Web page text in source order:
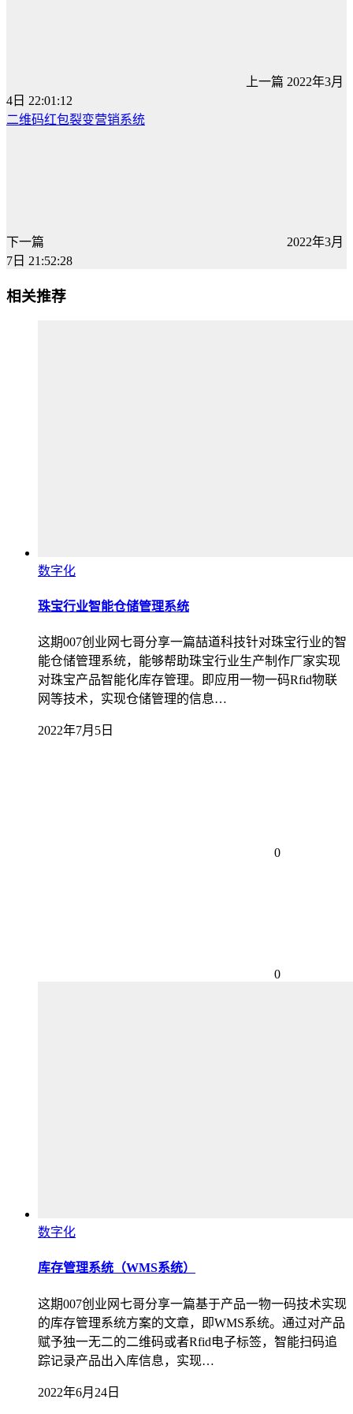
上一篇 2022年3月
4日 22:01:12
二维码红包裂变营销系统
下一篇
2022年3月
7日 21:52:28
相关推荐
数字化
珠宝行业智能仓储管理系统
这期007创业网七哥分享一篇喆道科技针对珠宝行业的智
能仓储管理系统，能够帮助珠宝行业生产制作厂家实现
对珠宝产品智能化库存管理。即应用一物一码Rfid物联
网等技术，实现仓储管理的信息…
2022年7月5日
0
0
数字化
库存管理系统（WMS系统）
这期007创业网七哥分享一篇基于产品一物一码技术实现
的库存管理系统方案的文章，即WMS系统。通过对产品
赋予独一无二的二维码或者Rfid电子标签，智能扫码追
踪记录产品出入库信息，实现…
2022年6月24日